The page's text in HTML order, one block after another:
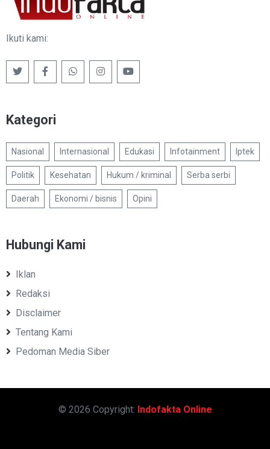
Ikuti kami:
Kategori
Nasional Internasional Edukasi Infotainment Iptek
Politik Kesehatan Hukum / kriminal Serba serbi
Daerah Ekonomi / bisnis Opini
Hubungi Kami
Iklan
Redaksi
Disclaimer
Tentang Kami
Pedoman Media Siber
© 2026 Copyright: Indofakta Online